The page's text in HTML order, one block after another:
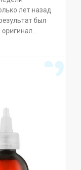
лет назад
был